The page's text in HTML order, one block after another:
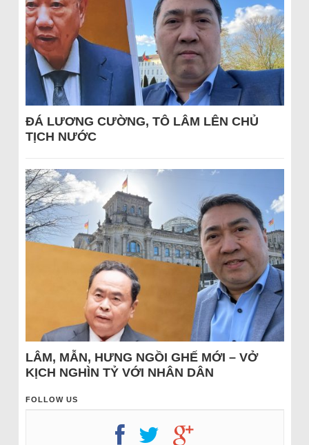
ĐÁ LƯƠNG CƯỜNG, TÔ LÂM LÊN CHỦ
TỊCH NƯỚC
LÂM, MẪN, HƯNG NGỒI GHẾ MỚI – VỞ
KỊCH NGHÌN TỶ VỚI NHÂN DÂN
FOLLOW US